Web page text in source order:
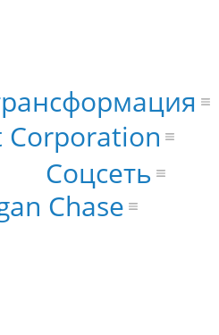
Corporation
Chase
Соцсеть